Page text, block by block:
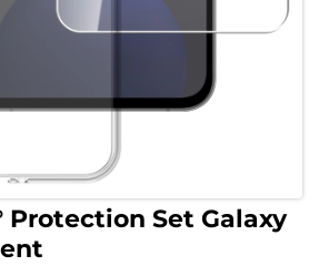
Protection Set Galaxy